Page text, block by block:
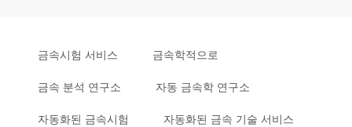
금속시험 서비스 금속학적으로
금속 분석 연구소 자동 금속학 연구소
자동화된 금속시험 자동화된 금속 기술 서비스